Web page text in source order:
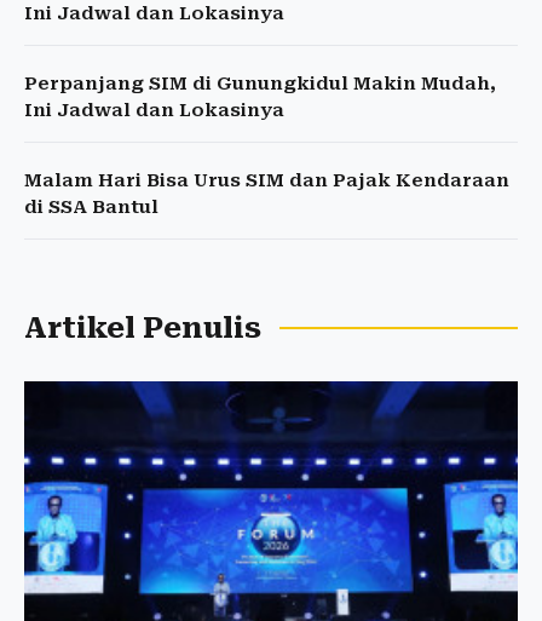
Ini Jadwal dan Lokasinya
Perpanjang SIM di Gunungkidul Makin Mudah,
Ini Jadwal dan Lokasinya
Malam Hari Bisa Urus SIM dan Pajak Kendaraan
di SSA Bantul
Artikel Penulis